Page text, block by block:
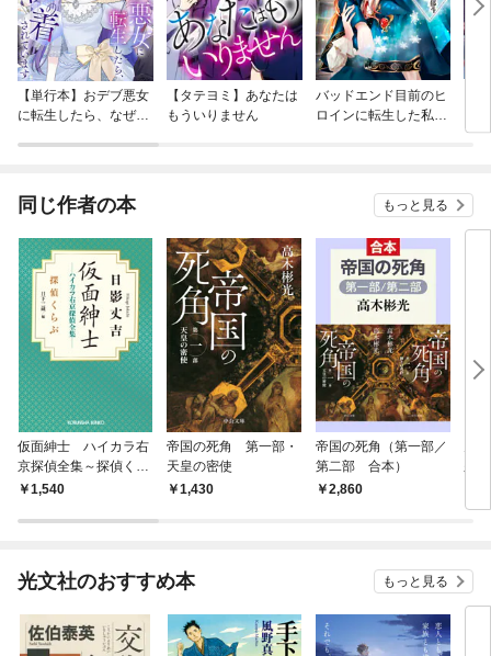
【単行本】おデブ悪女
に転生したら、なぜか
【タテヨミ】あなたは
もういりません
バッドエンド目前のヒ
ロインに転生した私、
同じ作者の本 もっと見る
仮面紳士 ハイカラ右
京探偵全集～探偵くら
ぶ～1,540
帝国の死角 第一部・
天皇の密使
1,430
帝国の死角（第一部／
第二部 合本）
2,860
光文社のおすすめ本 もっと見る